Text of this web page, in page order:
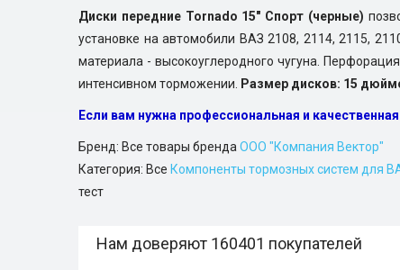
Диски передние Tornado 15" Спорт (черные)
установке на автомобили ВАЗ 2108, 2114, 2115,
материала - высокоуглеродного чугуна.
интенсивном торможении.
Размер дисков: 15
Если вам нужна профессиональная и
Бренд: Все товары бренда ООО "Компания Вектор"
Категория: Все Компоненты тормозных систем для
тест
Нам доверяют 160401 покупателей